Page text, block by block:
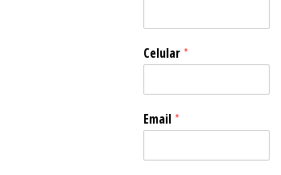
Celular*
Email*